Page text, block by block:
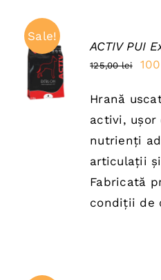
Sale!
ADAUGĂ
ÎN COȘ
/
DETAILS
ACTIV PUI
125,00lei
a
Hrană
activi, ușor
nutrienți
articulații
Fabricată
condiții de